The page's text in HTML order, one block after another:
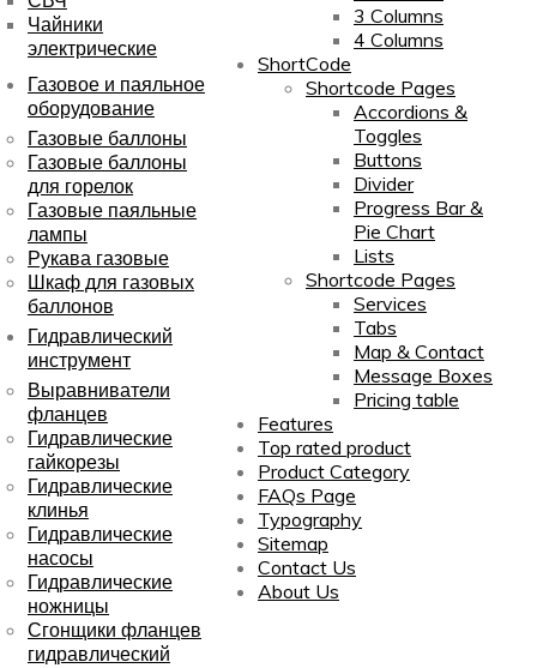
3 Columns
4 Columns
ShortCode
Shortcode Pages
Accordions &
Toggles
Buttons
Divider
Progress Bar &
Pie Chart
Lists
Shortcode Pages
Services
Tabs
Map & Contact
Message Boxes
Pricing table
Features
Top rated product
Product Category
FAQs Page
Typography
Sitemap
Contact Us
About Us
Чайники
электрические
Газовое и паяльное
оборудование
Газовые баллоны
Газовые баллоны
для горелок
Газовые паяльные
лампы
Рукава газовые
Шкаф для газовых
баллонов
Гидравлический
инструмент
Выравниватели
фланцев
Гидравлические
гайкорезы
Гидравлические
клинья
Гидравлические
насосы
Гидравлические
ножницы
Сгонщики фланцев
гидравлический